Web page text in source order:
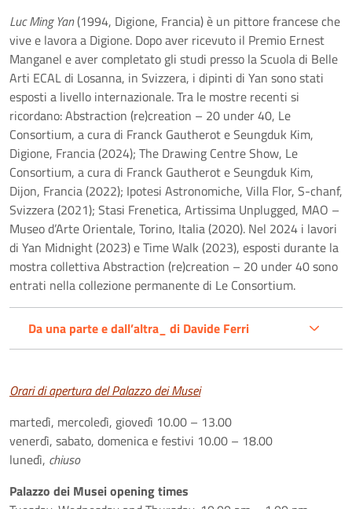
Luc Ming Yan(1994, Digione, Francia) è un pittore francese che
vive e lavora a Digione. Dopo aver ricevuto il Premio Ernest
Manganel e aver completato gli studi presso la Scuola di Belle
Arti ECAL di Losanna, in Svizzera, i dipinti di Yan sono stati
esposti a livello internazionale. Tra le mostre recenti si
ricordano: Abstraction (re)creation – 20 under 40, Le
Consortium, a cura di Franck Gautherot e Seungduk Kim,
Digione, Francia (2024); The Drawing Centre Show, Le
Consortium, a cura di Franck Gautherot e Seungduk Kim,
Dijon, Francia (2022); Ipotesi Astronomiche, Villa Flor, S-chanf,
Svizzera (2021); Stasi Frenetica, Artissima Unplugged, MAO –
Museo d’Arte Orientale, Torino, Italia (2020). Nel 2024 i lavori
di Yan Midnight (2023) e Time Walk (2023), esposti durante la
mostra collettiva Abstraction (re)creation – 20 under 40 sono
entrati nella collezione permanente di Le Consortium.
Da una parte e dall’altra_ di Davide Ferri
Orari di apertura del Palazzo dei Musei
martedì, mercoledì, giovedì 10.00 – 13.00
venerdì, sabato, domenica e festivi 10.00 – 18.00
lunedì, chiuso
Palazzo dei Musei opening times